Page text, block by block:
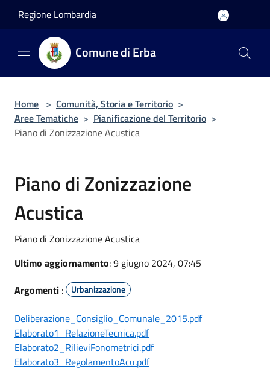
Regione Lombardia
Comune di Erba
Home > Comunità, Storia e Territorio >
Aree Tematiche > Pianificazione del Territorio >
Piano di Zonizzazione Acustica
Piano di Zonizzazione
Acustica
Piano di Zonizzazione Acustica
Ultimo aggiornamento: 9 giugno 2024, 07:45
Argomenti : Urbanizzazione
Deliberazione_Consiglio_Comunale_2015.pdf
Elaborato1_RelazioneTecnica.pdf
Elaborato2_RilieviFonometrici.pdf
Elaborato3_RegolamentoAcu.pdf